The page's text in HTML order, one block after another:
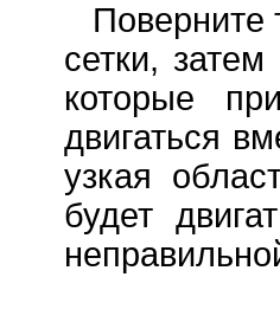
Поверните
сетки,
которые
двигаться
узкая
будет